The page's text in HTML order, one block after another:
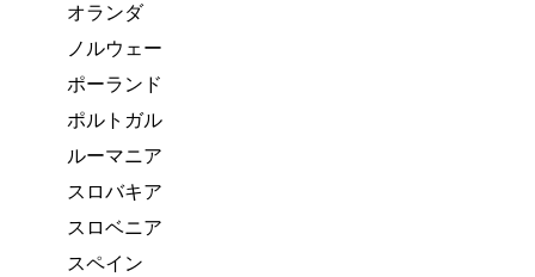
オランダ
ノルウェー
ポーランド
ポルトガル
ルーマニア
スロバキア
スロベニア
スペイン